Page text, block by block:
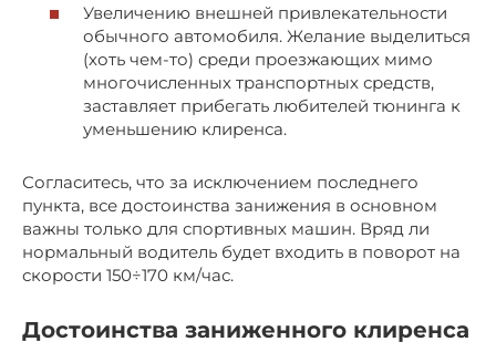
Увеличению внешней привлекательности
обычного автомобиля. Желание выделиться
(хоть чем-то) среди проезжающих мимо
многочисленных транспортных средств,
заставляет прибегать любителей тюнинга к
уменьшению клиренса.
Согласитесь, что за исключением последнего
пункта, все достоинства занижения в основном
важны только для спортивных машин. Вряд ли
нормальный водитель будет входить в поворот на
скорости 150÷170 км/час.
Достоинства заниженного клиренса